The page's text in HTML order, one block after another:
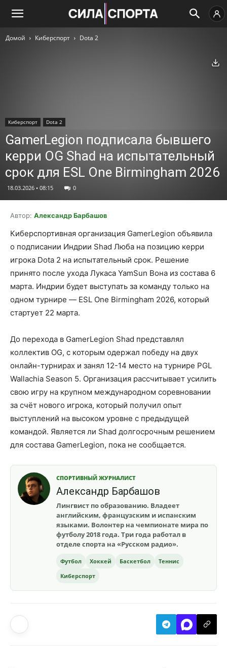
Домой Киберспорт Dota 2
Киберспорт Dota 2
GamerLegion подписала бывшего
керри OG Shad на испытательный
срок для ESL One Birmingham 2026
18.03.2026 • 08:15 0
Автор: Александр Барбашов
Киберспортивная организация GamerLegion объявила
о подписании Индрии Shad Люба на позицию керри
игрока Dota 2 на испытательный срок. Решение
принято после ухода Лукаса YamSun Вона из состава 6
марта. Индрии будет выступать за команду только на
одном турнире — ESL One Birmingham 2026, который
стартует 22 марта.
До перехода в GamerLegion Shad представлял
коллектив OG, с которым одержал победу на двух
онлайн-турнирах и занял 12-14 место на турнире PGL
Wallachia Season 5. Организация рассчитывает усилить
свою игру на крупном международном соревновании
за счёт нового игрока, который получил опыт
выступлений на высоком уровне с предыдущей
командой. Является ли Shad долгосрочным решением
для состава GamerLegion, пока не сообщается.
СПОРТИВНЫЙ ЖУРНАЛИСТ
Александр Барбашов
Лингвист по образованию. Владеет
английским, французским и испанским
языками. Волонтер на чемпионате мира по
футболу 2018 года. Три года работал в
отделе спорта на «Русском радио».
Футбол Хоккей Баскетбол
Теннис
Киберспорт